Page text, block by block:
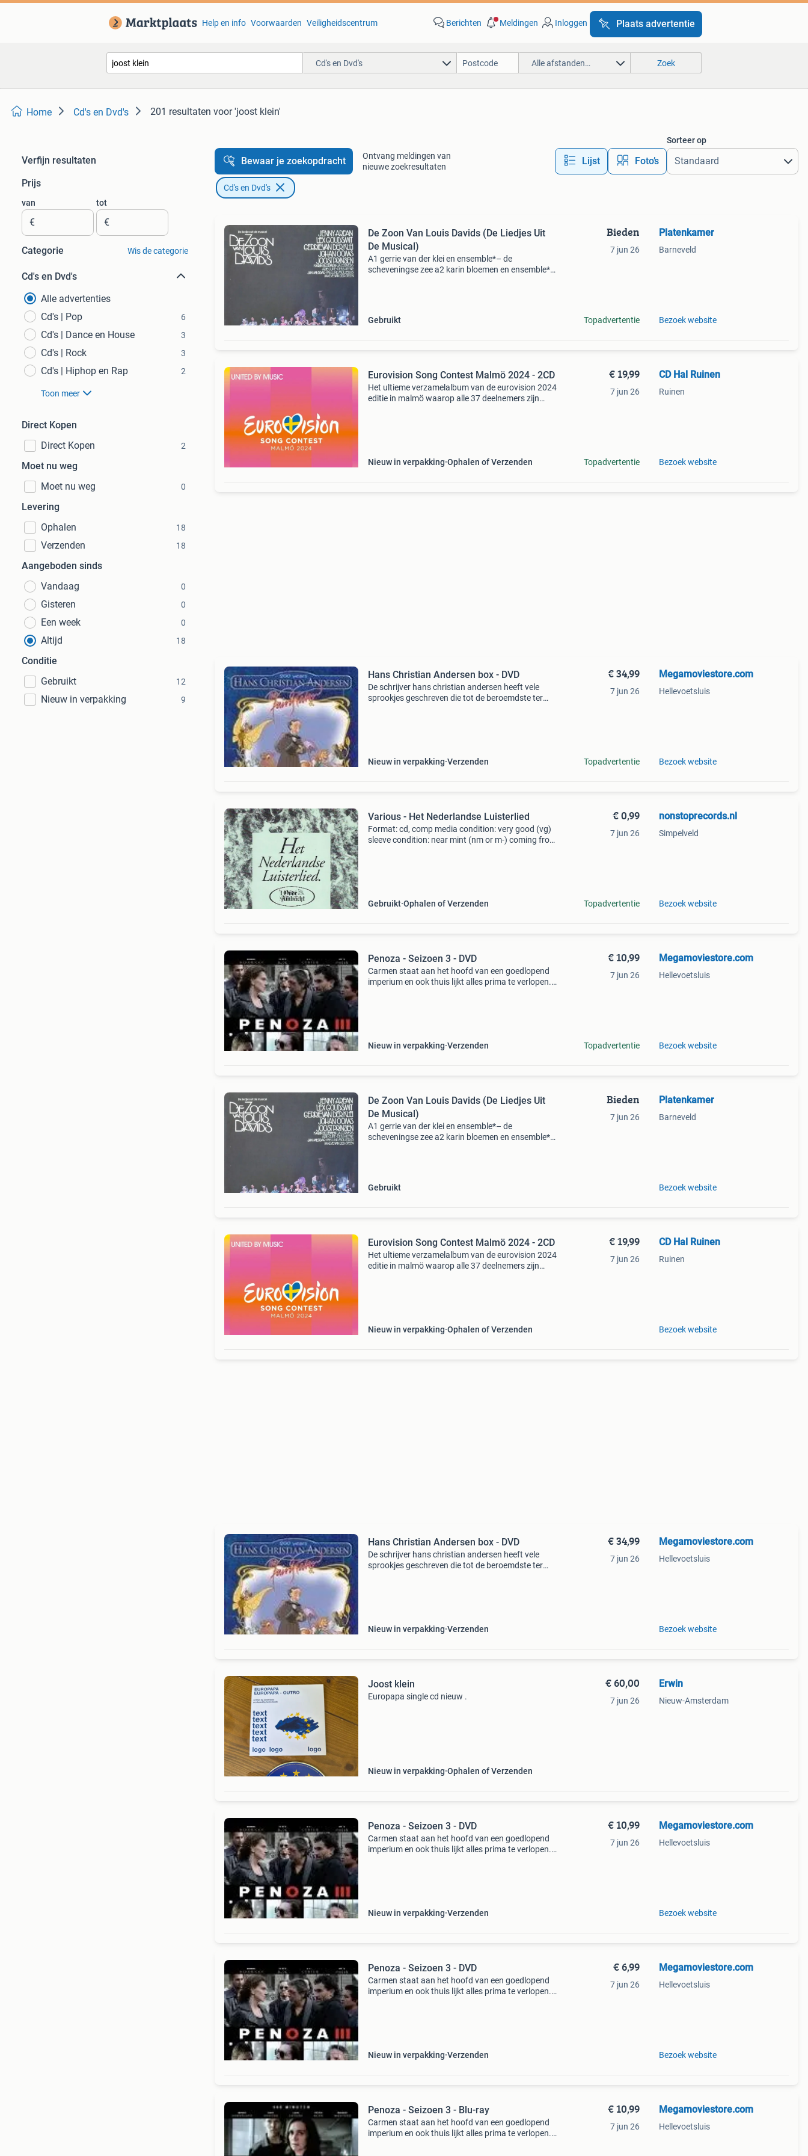
Help en info Voorwaarden Veiligheidscentrum Berichten Meldingen Inloggen Plaats advertentie
Cd's en Dvd's Alle afstanden… Zoek
Home Cd's en Dvd's 201 resultaten voor 'joost klein'
Verfijn resultaten
Prijs
van
€
tot
€
Categorie Wis de categorie
Cd's en Dvd's
Alle advertenties
Cd's | Pop
6
Cd's | Dance en House 3
Cd's | Rock 3
Cd's | Hiphop en Rap 2
Toon meer
Direct Kopen
Direct Kopen
2
Moet nu weg
Moet nu weg
0
Levering
Ophalen
18
Verzenden 18
Aangeboden sinds
Vandaag
0
Gisteren 0
Een week 0
Altijd 18
Conditie
Gebruikt
12
Nieuw in verpakking 9
Bewaar je zoekopdracht
Ontvang meldingen van
nieuwe zoekresultaten
Lijst Foto’s
Sorteer op
Cd's en Dvd's
De Zoon Van Louis Davids (De Liedjes Uit
De Musical)
A1 gerrie van der klei en ensemble*– de
scheveningse zee a2 karin bloemen en ensemble*–
Gebruikt
Bieden
7 jun 26
Topadvertentie
Platenkamer
Barneveld
Bezoek website
Eurovision Song Contest Malmö 2024 - 2CD
Het ultieme verzamelalbum van de eurovision 2024
editie in malmö waarop alle 37 deelnemers zijn
Nieuw in verpakking Ophalen of Verzenden
€ 19,99
7 jun 26
Topadvertentie
CD Hal Ruinen
Ruinen
Bezoek website
Hans Christian Andersen box - DVD
De schrijver hans christian andersen heeft vele
sprookjes geschreven die tot de beroemdste ter
Nieuw in verpakking Verzenden
€ 34,99
7 jun 26
Topadvertentie
Megamoviestore.com
Hellevoetsluis
Bezoek website
Various - Het Nederlandse Luisterlied
Format: cd, comp media condition: very good (vg)
sleeve condition: near mint (nm or m-) coming from
Gebruikt Ophalen of Verzenden
€ 0,99
7 jun 26
Topadvertentie
nonstoprecords.nl
Simpelveld
Bezoek website
Penoza - Seizoen 3 - DVD
Carmen staat aan het hoofd van een goedlopend
imperium en ook thuis lijkt alles prima te verlopen.
Nieuw in verpakking Verzenden
€ 10,99
7 jun 26
Topadvertentie
Megamoviestore.com
Hellevoetsluis
Bezoek website
De Zoon Van Louis Davids (De Liedjes Uit
De Musical)
A1 gerrie van der klei en ensemble*– de
scheveningse zee a2 karin bloemen en ensemble*–
Gebruikt
Bieden
7 jun 26
Platenkamer
Barneveld
Bezoek website
Eurovision Song Contest Malmö 2024 - 2CD
Het ultieme verzamelalbum van de eurovision 2024
editie in malmö waarop alle 37 deelnemers zijn
Nieuw in verpakking Ophalen of Verzenden
€ 19,99
7 jun 26
CD Hal Ruinen
Ruinen
Bezoek website
Hans Christian Andersen box - DVD
De schrijver hans christian andersen heeft vele
sprookjes geschreven die tot de beroemdste ter
Nieuw in verpakking Verzenden
€ 34,99
7 jun 26
Megamoviestore.com
Hellevoetsluis
Bezoek website
Joost klein
Europapa single cd nieuw .
Nieuw in verpakking Ophalen of Verzenden
€ 60,00
7 jun 26
Erwin
Nieuw-Amsterdam
Penoza - Seizoen 3 - DVD
Carmen staat aan het hoofd van een goedlopend
imperium en ook thuis lijkt alles prima te verlopen.
Nieuw in verpakking Verzenden
€ 10,99
7 jun 26
Megamoviestore.com
Hellevoetsluis
Bezoek website
Penoza - Seizoen 3 - DVD
Carmen staat aan het hoofd van een goedlopend
imperium en ook thuis lijkt alles prima te verlopen.
Nieuw in verpakking Verzenden
€ 6,99
7 jun 26
Megamoviestore.com
Hellevoetsluis
Bezoek website
Penoza - Seizoen 3 - Blu-ray
Carmen staat aan het hoofd van een goedlopend
imperium en ook thuis lijkt alles prima te verlopen.
€ 10,99
7 jun 26
Megamoviestore.com
Hellevoetsluis